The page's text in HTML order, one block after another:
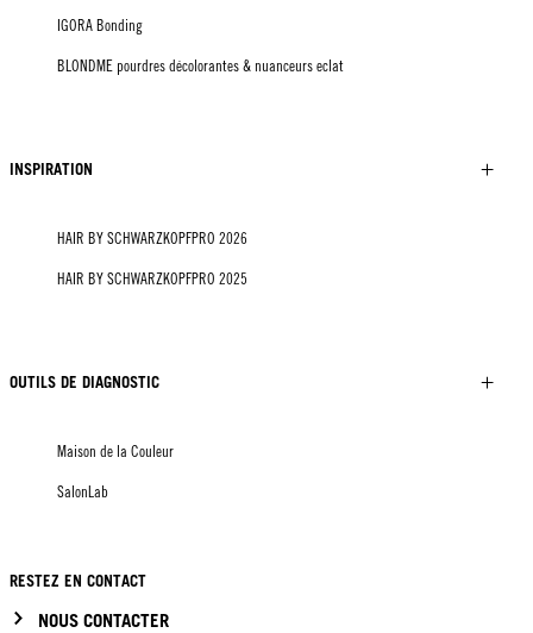
IGORA Bonding
BLONDME pourdres décolorantes & nuanceurs eclat
INSPIRATION
HAIR BY SCHWARZKOPFPRO 2026
HAIR BY SCHWARZKOPFPRO 2025
OUTILS DE DIAGNOSTIC
Maison de la Couleur
SalonLab
RESTEZ EN CONTACT
NOUS CONTACTER